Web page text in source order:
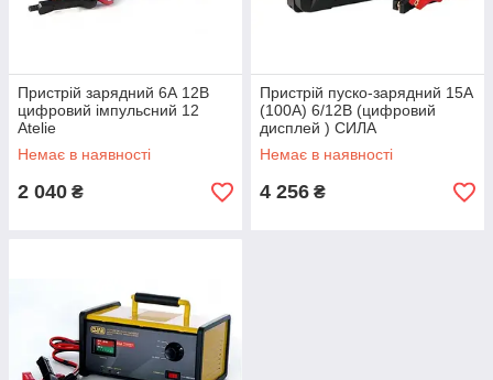
Пристрій зарядний 6А 12В
цифровий імпульсний 12
Atelie
Немає в наявності
2 040 ₴
Пристрій пуско-зарядний 15А
(100А) 6/12В (цифровий
дисплей ) СИЛА
Немає в наявності
4 256 ₴